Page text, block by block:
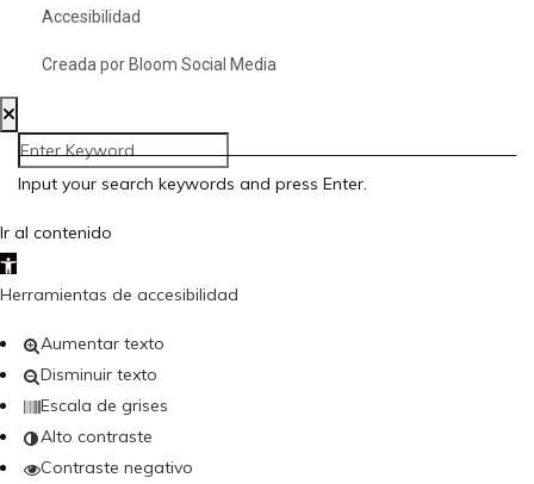
Creada por Bloom Social Media
Accesibilidad
Input your search keywords and press Enter.
Ir al contenido
Abrir barra de herramientas
Herramientas de accesibilidad
Aumentar texto
Disminuir texto
Escala de grises
Alto contraste
Contraste negativo